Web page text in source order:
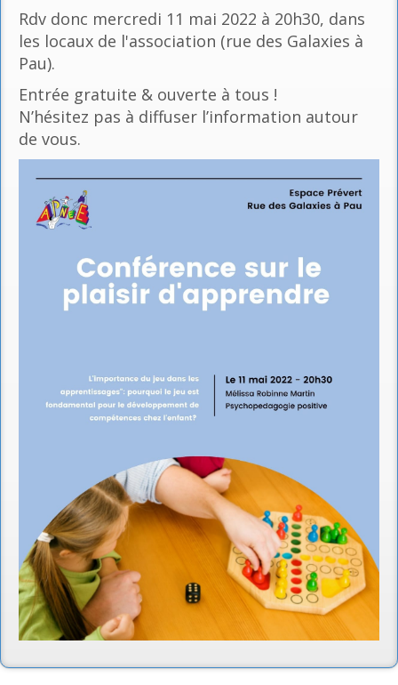
Rdv donc mercredi 11 mai 2022 à 20h30, dans
les locaux de l'association (rue des Galaxies à
Pau).
Entrée gratuite & ouverte à tous !
N’hésitez pas à diffuser l’information autour
de vous.